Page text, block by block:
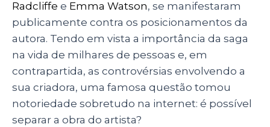
Radcliffe e Emma Watson, se manifestaram
publicamente contra os posicionamentos da
autora. Tendo em vista a importância da saga
na vida de milhares de pessoas e, em
contrapartida, as controvérsias envolvendo a
sua criadora, uma famosa questão tomou
notoriedade sobretudo na internet: é possível
separar a obra do artista?